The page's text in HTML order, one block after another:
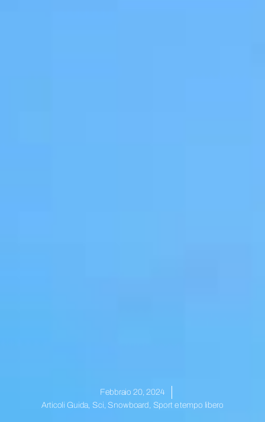
Febbraio 20, 2024
Articoli Guida, Sci, Snowboard , Sport e tempo libero